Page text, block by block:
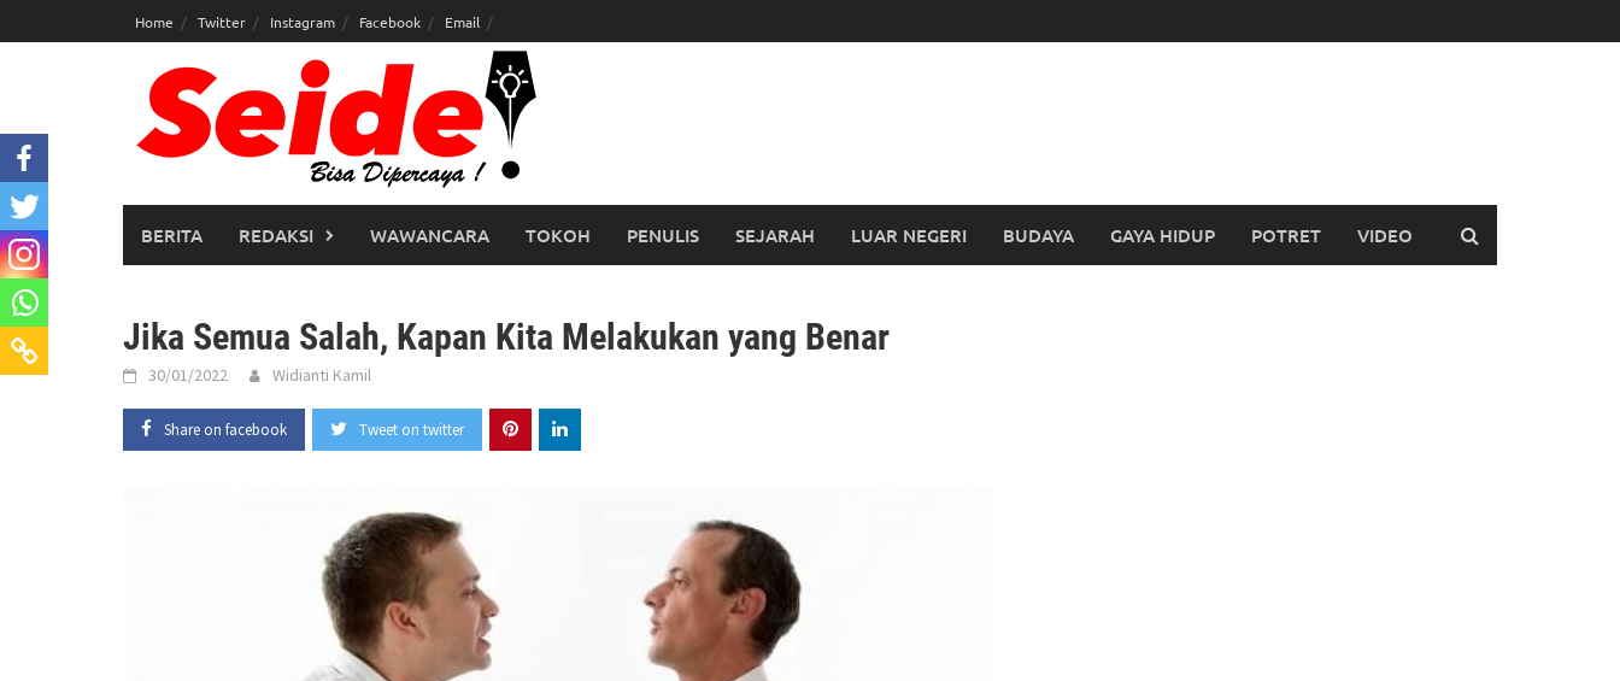
to
Home Twitter Instagram Facebook Email
BERITA REDAKSI WAWANCARA TOKOH PENULIS SEJARAH LUAR NEGERI BUDAYA GAYA HIDUP POTRET VIDEO
Jika Semua Salah, Kapan Kita Melakukan yang Benar
30/01/2022 Widianti Kamil
Share on facebook Tweet on twitter